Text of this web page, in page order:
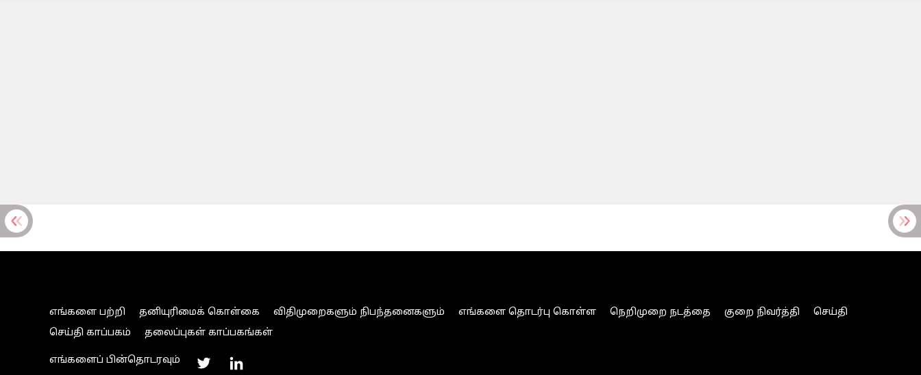
எங்களை பற்றி தனியுரிமைக் கொள்கை விதிமுறைகளும் நிபந்தனைகளும் எங்களை தொடர்பு கொள்ள நெறிமுறை நடத்தை குறை நிவர்த்தி
செய்தி
செய்தி காப்பகம்
தலைப்புகள் காப்பகங்கள்
எங்களைப் பின்தொடரவும்